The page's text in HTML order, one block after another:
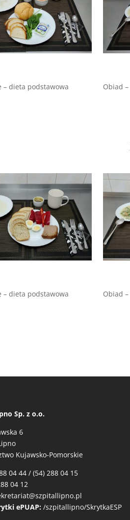
– dieta podstawowa Obiad
– dieta podstawowa Obiad
Sp. z o.o.
6
Kujawsko-Pomorskie
04 44 / (54) 288 04 15
04 12
ePUAP: /szpitallipno/SkrytkaESP